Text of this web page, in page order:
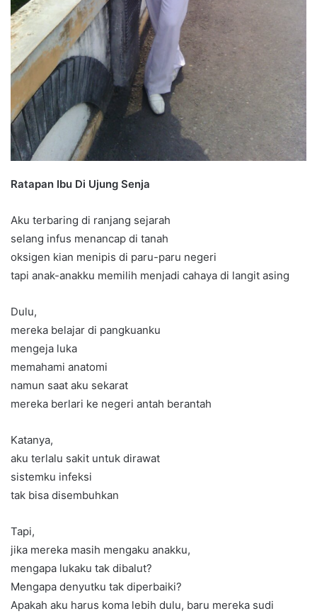
Ratapan Ibu Di Ujung Senja
Aku terbaring di ranjang sejarah
selang infus menancap di tanah
oksigen kian menipis di paru-paru negeri
tapi anak-anakku memilih menjadi cahaya di langit asing
Dulu,
mereka belajar di pangkuanku
mengeja luka
memahami anatomi
namun saat aku sekarat
mereka berlari ke negeri antah berantah
Katanya,
aku terlalu sakit untuk dirawat
sistemku infeksi
tak bisa disembuhkan
Tapi,
jika mereka masih mengaku anakku,
mengapa lukaku tak dibalut?
Mengapa denyutku tak diperbaiki?
Apakah aku harus koma lebih dulu, baru mereka sudi